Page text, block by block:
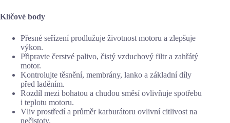
Klíčové body
Přesné seřízení prodlužuje životnost motoru a zlepšuje
výkon.
Připravte čerstvé palivo, čistý vzduchový filtr a zahřátý
motor.
Kontrolujte těsnění, membrány, lanko a základní díly
před laděním.
Rozdíl mezi bohatou a chudou směsí ovlivňuje spotřebu
i teplotu motoru.
Vliv prostředí a průměr karburátoru ovlivní citlivost na
nečistoty.